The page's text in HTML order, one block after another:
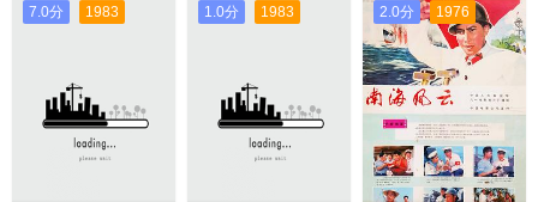
7.0分 1983 1.0分 1983 2.0分 1976